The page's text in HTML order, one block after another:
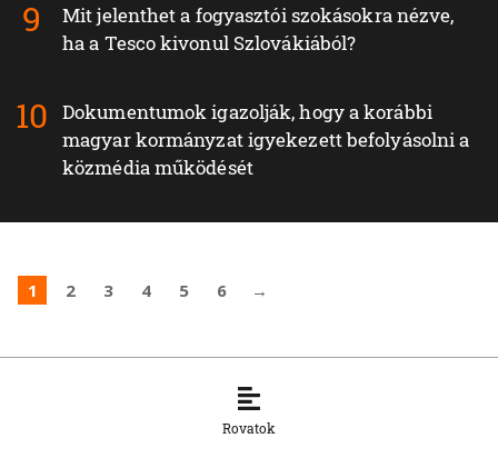
Mit jelenthet a fogyasztói szokásokra nézve,
ha a Tesco kivonul Szlovákiából?
Dokumentumok igazolják, hogy a korábbi
magyar kormányzat igyekezett befolyásolni a
közmédia működését
1 2 3 4 5 6 →
Rovatok